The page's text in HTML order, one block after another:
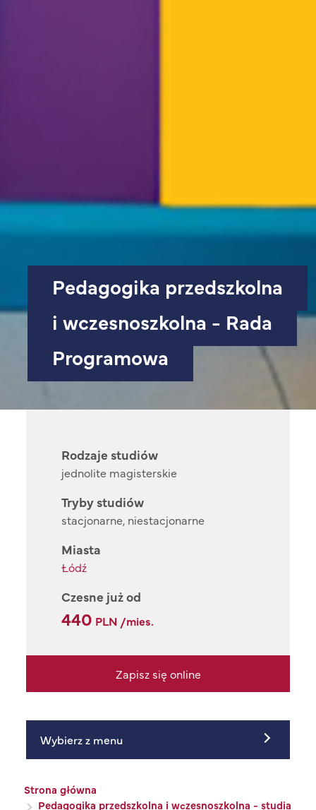
Pedagogika przedszkolna
i wczesnoszkolna - Rada
Programowa
Rodzaje studiów
jednolite magisterskie
Tryby studiów
stacjonarne, niestacjonarne
Miasta
Łódź
Czesne już od
440 PLN /mies.
Zapisz się online
Wybierz z menu
Ścieżka nawigacyjna
Strona główna
Pedagogika przedszkolna i wczesnoszkolna - studia